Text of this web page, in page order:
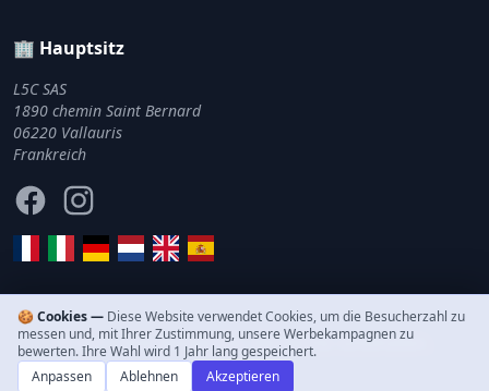
🏢 Hauptsitz
L5C SAS
1890 chemin Saint Bernard
06220 Vallauris
Frankreich
FacebookInstagram
© 2011–2026 WonderCity. Alle Rechte vorbehalten.
🍪 Cookies — Diese Website verwendet Cookies, um die Besucherzahl zu
messen und, mit Ihrer Zustimmung, unsere Werbekampagnen zu
bewerten. Ihre Wahl wird 1 Jahr lang gespeichert.
Anpassen
Ablehnen Akzeptieren